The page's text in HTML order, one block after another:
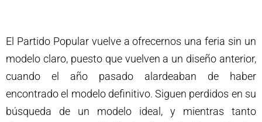
El Partido Popular vuelve a ofrecernos una feria sin un
modelo claro, puesto que vuelven a un diseño anterior,
cuando el año pasado alardeaban de haber
encontrado el modelo definitivo. Siguen perdidos en su
búsqueda de un modelo ideal, y mientras tanto